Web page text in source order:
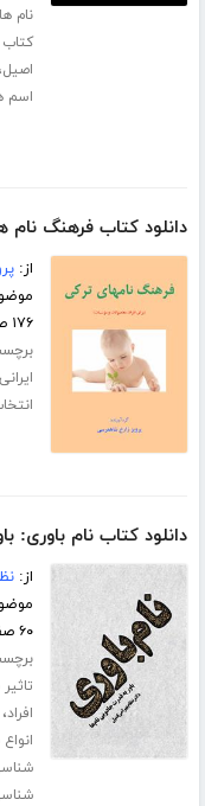
نام
کتاب
اصیل
اسم
دانلود کتاب فرهنگ نام
از:
۱۷۶ صفحه
ایرانی
دانلود کتاب نام باوری:
از:
۶۰ صفحه
افراد،
انواع